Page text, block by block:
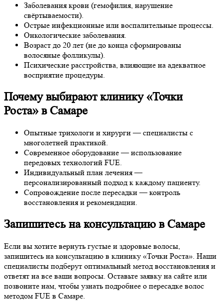
Заболевания крови (гемофилия, нарушение
свёртываемости).
Острые инфекционные или воспалительные процессы.
Онкологические заболевания.
Возраст до 20 лет (не до конца сформированы
волосяные фолликулы).
Психические расстройства, влияющие на адекватное
восприятие процедуры.
Почему выбирают клинику «Точки
Роста» в Самаре
Опытные трихологи и хирурги — специалисты с
многолетней практикой.
Современное оборудование — использование
передовых технологий FUE.
Индивидуальный план лечения —
персонализированный подход к каждому пациенту.
Сопровождение после пересадки — контроль
восстановления и рекомендации.
Запишитесь на консультацию в Самаре
Если вы хотите вернуть густые и здоровые волосы,
запишитесь на консультацию в клинику «Точки Роста». Наши
специалисты подберут оптимальный метод восстановления и
ответят на все ваши вопросы. Оставьте заявку на сайте или
позвоните нам, чтобы узнать подробнее о пересадке волос
методом FUE в Самаре.